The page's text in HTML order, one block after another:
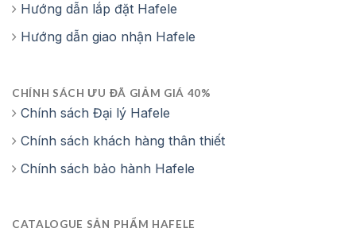
Hướng dẫn lắp đặt Hafele
Hướng dẫn giao nhận Hafele
CHÍNH SÁCH ƯU ĐÃ GIẢM GIÁ 40%
Chính sách Đại lý Hafele
Chính sách khách hàng thân thiết
Chính sách bảo hành Hafele
CATALOGUE SẢN PHẨM HAFELE